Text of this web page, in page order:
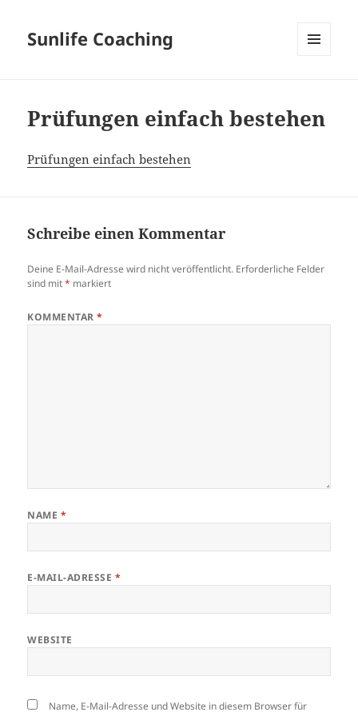
Sunlife Coaching
Prüfungen einfach bestehen
Prüfungen einfach bestehen
Schreibe einen Kommentar
Deine E-Mail-Adresse wird nicht veröffentlicht. Erforderliche Felder
sind mit* markiert
KOMMENTAR*
NAME *
E-MAIL-ADRESSE *
WEBSITE
Name, E-Mail-Adresse und Website in diesem Browser für